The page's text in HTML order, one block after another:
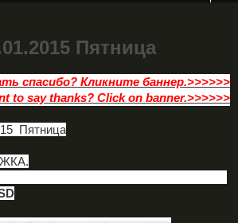
Пятница
спасибо? Кликните баннер.>>>>>>
to say thanks? Click on banner.>>>>>>
Пятница